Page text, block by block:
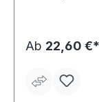
Ab 22,60 €*